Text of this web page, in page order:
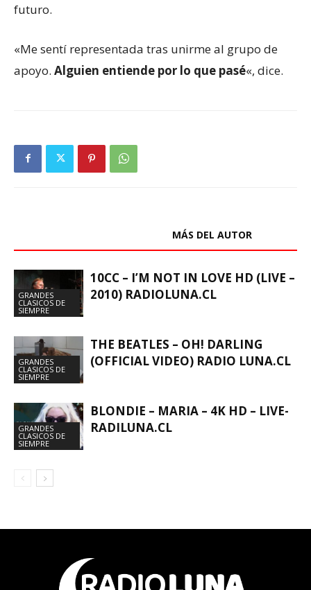
futuro.
«Me sentí representada tras unirme al grupo de
apoyo. Alguien entiende por lo que pasé«, dice.
MÁS DEL AUTOR
GRANDES
CLASICOS DE
SIEMPRE
10CC – I’M NOT IN LOVE HD (LIVE –
2010) RADIOLUNA.CL
GRANDES
CLASICOS DE
SIEMPRE
THE BEATLES – OH! DARLING
(OFFICIAL VIDEO) RADIO LUNA.CL
GRANDES
CLASICOS DE
SIEMPRE
BLONDIE – MARIA – 4K HD – LIVE-
RADILUNA.CL